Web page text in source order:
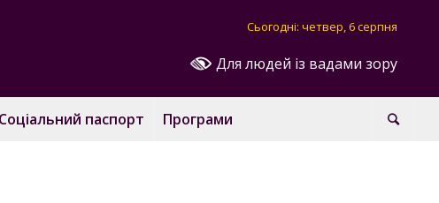
Для людей із вадами зору
Сьогодні: четвер, 6 серпня
Соціальний паспорт Програми